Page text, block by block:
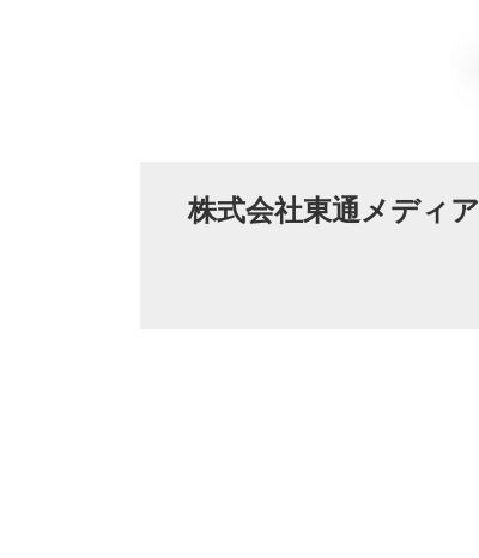
株式会社東通メディア